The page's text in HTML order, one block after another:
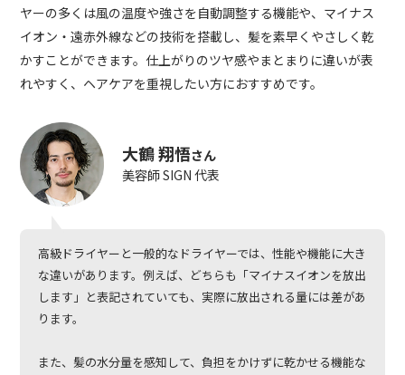
ヤーの多くは風の温度や強さを自動調整する機能や、マイナス
イオン・遠赤外線などの技術を搭載し、髪を素早くやさしく乾
かすことができます。仕上がりのツヤ感やまとまりに違いが表
れやすく、ヘアケアを重視したい方におすすめです。
大鶴 翔悟さん
美容師 SIGN 代表
高級ドライヤーと一般的なドライヤーでは、性能や機能に大き
な違いがあります。例えば、どちらも「マイナスイオンを放出
します」と表記されていても、実際に放出される量には差があ
ります。
また、髪の水分量を感知して、負担をかけずに乾かせる機能な